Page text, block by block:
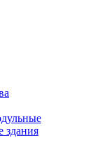
здания